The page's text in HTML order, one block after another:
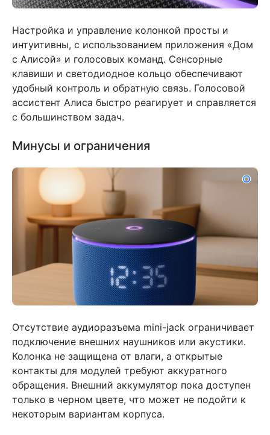
Настройка и управление колонкой просты и
интуитивны, с использованием приложения «Дом
с Алисой» и голосовых команд. Сенсорные
клавиши и светодиодное кольцо обеспечивают
удобный контроль и обратную связь. Голосовой
ассистент Алиса быстро реагирует и справляется
с большинством задач.
Минусы и ограничения
Отсутствие аудиоразъема mini-jack ограничивает
подключение внешних наушников или акустики.
Колонка не защищена от влаги, а открытые
контакты для модулей требуют аккуратного
обращения. Внешний аккумулятор пока доступен
только в черном цвете, что может не подойти к
некоторым вариантам корпуса.